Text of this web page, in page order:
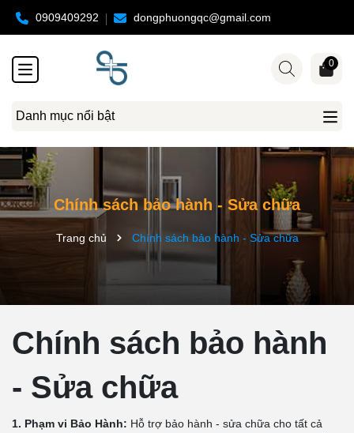
0909409292 dongphuongqc@gmail.com
Danh mục nổi bật
0
Chính sách bảo hành - Sửa chữa
Trang chủ Chính sách bảo hành - Sửa chữa
Chính sách bảo hành
- Sửa chữa
1. Phạm vi Bảo Hành: Hỗ trợ bảo hành - sửa chữa cho tất cả